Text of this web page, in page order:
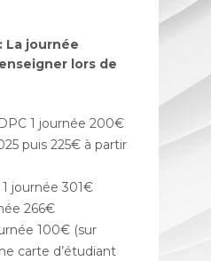
La journée
lors de
1 journée 200€
puis 225€ à partir
journée 301€
266€
100€ (sur
carte d’étudiant